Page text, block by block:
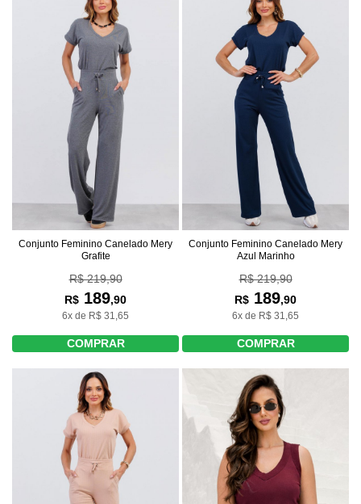
Conjunto Feminino Canelado Mery
Grafite
R$ 219,90
R$ 189,90
6x de R$ 31,65
COMPRAR
Conjunto Feminino Canelado Mery
Azul Marinho
R$ 219,90
R$ 189,90
6x de R$ 31,65
COMPRAR